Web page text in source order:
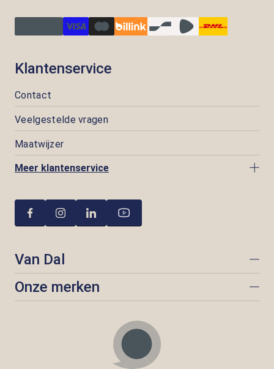
Klantenservice
Contact
Veelgestelde vragen
Maatwijzer
Meer klantenservice
Van Dal
Onze merken